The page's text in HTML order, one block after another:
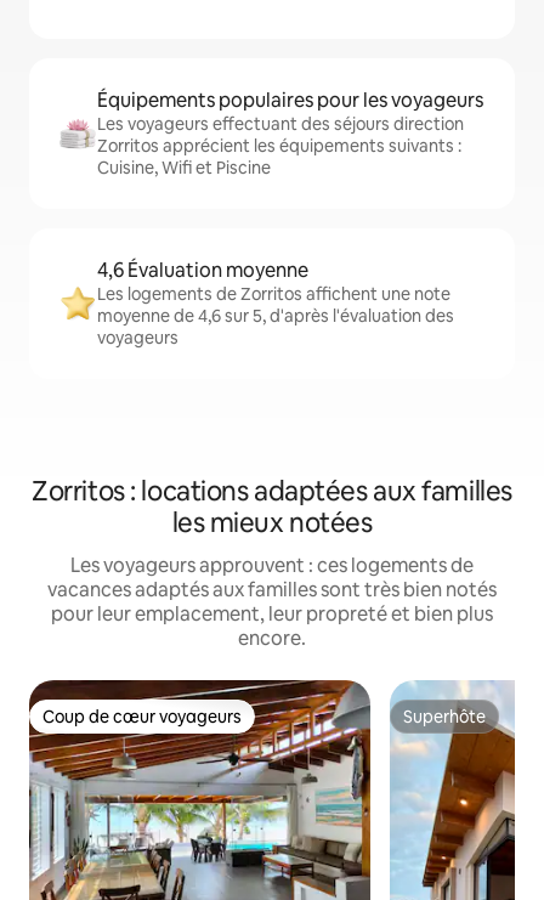
Équipements populaires pour les voyageurs
Les voyageurs effectuant des séjours direction
Zorritos apprécient les équipements suivants :
Cuisine, Wifi et Piscine
4,6 Évaluation moyenne
Les logements de Zorritos affichent une note
moyenne de 4,6 sur 5, d'après l'évaluation des
voyageurs
Zorritos : locations adaptées aux familles
les mieux notées
Les voyageurs approuvent : ces logements de
vacances adaptés aux familles sont très bien notés
pour leur emplacement, leur propreté et bien plus
encore.
Coup de cœur voyageurs
Coup de cœur voyageurs Superhôte
Superhôte